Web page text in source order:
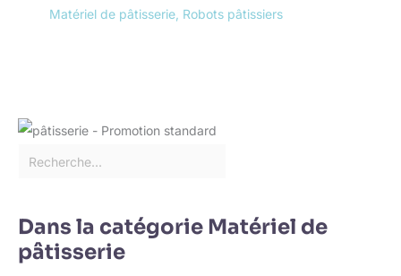
Matériel de pâtisserie Robots pâtissiers
Dans la catégorie Matériel de
pâtisserie